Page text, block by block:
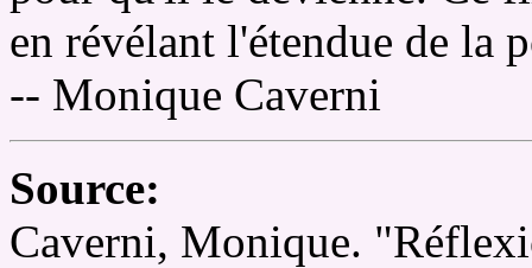
en révélant l'étendue de la
-- Monique Caverni
Source:
Caverni, Monique.